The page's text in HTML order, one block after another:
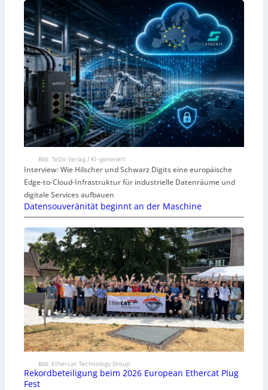
Bild: TeDo Verlag / KI-generiert
Interview: Wie Hilscher und Schwarz Digits eine europäische
Edge-to-Cloud-Infrastruktur für industrielle Datenräume und
digitale Services aufbauen
Datensouveränität beginnt an der Maschine
Bild: Ethercat Technology Group
Rekordbeteiligung beim 2026 European Ethercat Plug
Fest